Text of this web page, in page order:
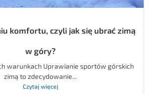
komfortu, czyli jak się ubrać zimą
w góry?
warunkach Uprawianie sportów górskich
zimą to zdecydowanie...
Czytaj więcej